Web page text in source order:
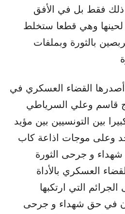
فقط بل في الأفق
وهي قطعا ستخلط
بالثورة وبملفات
أصدرها القضاء العسكري في
قاسم وعلي السرياطي
بين التونسيين بين مؤيد
وعلى موجات اذاعة كاب
و جرحى الثورة
العسكري بالأداة
التي ارتكبها
في حق شهداء و جرحى